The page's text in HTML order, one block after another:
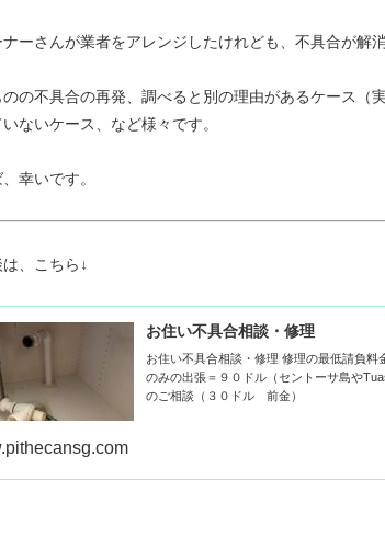
ーさんが業者をアレンジしたけれども、不具合が解
の不具合の再発、調べると別の理由があるケース（
ないケース、など様々です。
幸いです。
、こちら↓
お住い不具合相談・修理
お住い不具合相談・修理 修理の最低請負
のみの出張＝９０ドル（セントーサ島や
のご相談（３０ドル 前金）